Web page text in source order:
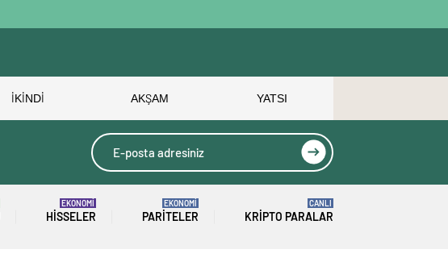
İKİNDİ AKŞAM YATSI
HISSELER
EKONOMİ
PARITELER
EKONOMİ
KRIPTO PARALAR
CANLI